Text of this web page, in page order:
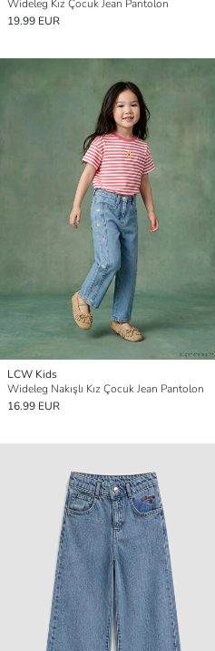
Wideleg Kız Çocuk Jean Pantolon
19.99 EUR
LCW Kids
Wideleg Nakışlı Kız Çocuk Jean Pantolon
16.99 EUR